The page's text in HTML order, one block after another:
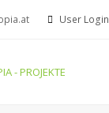
User Login